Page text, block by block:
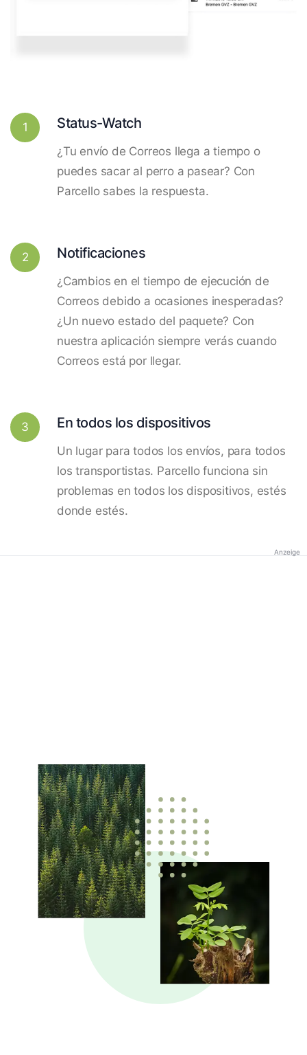
1 Status-Watch
¿Tu envío de Correos llega a tiempo o
puedes sacar al perro a pasear? Con
Parcello sabes la respuesta.
2 Notificaciones
¿Cambios en el tiempo de ejecución de
Correos debido a ocasiones inesperadas?
¿Un nuevo estado del paquete? Con
nuestra aplicación siempre verás cuando
Correos está por llegar.
3 En todos los dispositivos
Un lugar para todos los envíos, para todos
los transportistas. Parcello funciona sin
problemas en todos los dispositivos, estés
donde estés.
Anzeige